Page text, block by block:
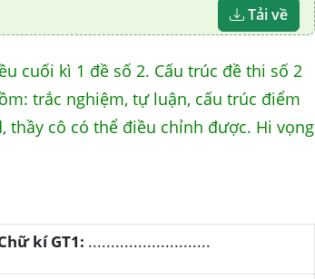
Tải về
cuối kì 1 đề số 2. Cấu trúc đề thi số 2
trắc nghiệm, tự luận, cấu trúc điểm
thầy cô có thể điều chỉnh được. Hi vọng
ữ kí GT1: ...........................